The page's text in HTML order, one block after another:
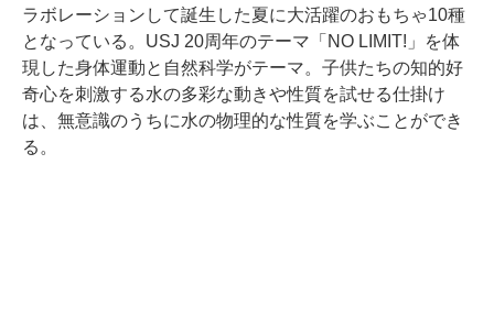
ラボレーションして誕生した夏に大活躍のおもちゃ10種
となっている。USJ 20周年のテーマ「NO LIMIT!」を体
現した身体運動と自然科学がテーマ。子供たちの知的好
奇心を刺激する水の多彩な動きや性質を試せる仕掛け
は、無意識のうちに水の物理的な性質を学ぶことができ
る。